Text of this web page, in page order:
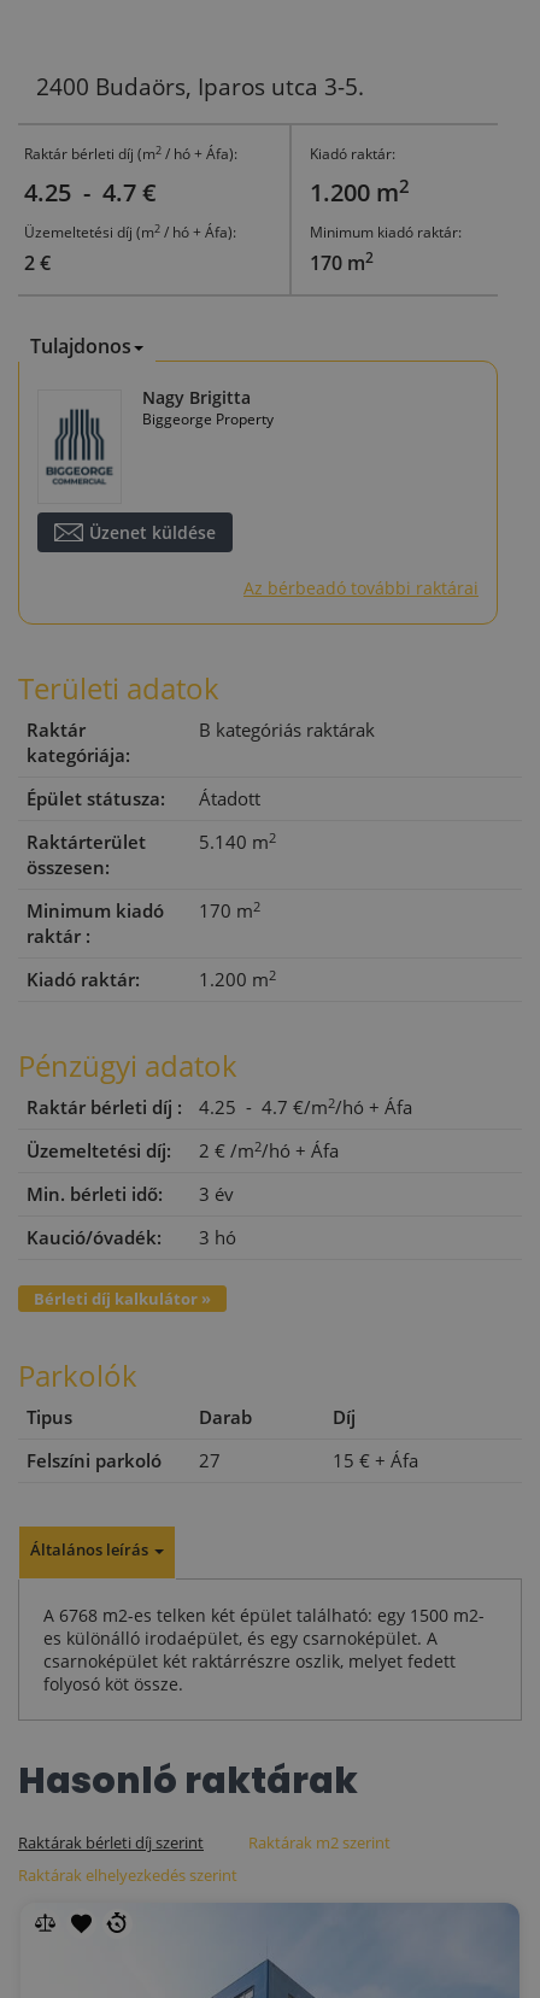
2400 Budaörs, Iparos utca 3-5.
Raktár bérleti díj (m2 / hó + Áfa):
4.25 - 4.7 €
Üzemeltetési díj (m2 / hó + Áfa):
2 €
Kiadó raktár:
1.200 m2
Minimum kiadó raktár:
170 m2
Tulajdonos
Nagy Brigitta
Biggeorge Property
Üzenet küldése
Az bérbeadó további raktárai
Területi adatok
Raktár
kategóriája:
B kategóriás raktárak
Épület státusza:
Átadott
Raktárterület
összesen:
5.140 m2
Minimum kiadó
raktár :
170 m2
Kiadó raktár: 1.200 m2
Pénzügyi adatok
Raktár bérleti díj : 4.25 - 4.7 €/m2/hó + Áfa
Üzemeltetési díj:
2 € /m2/hó + Áfa
Min. bérleti idő:
3 év
Kaució/óvadék:
3 hó
Bérleti díj kalkulátor »
Parkolók
Tipus Darab
Díj
Felszíni parkoló
27 15 € + Áfa
Általános leírás
A 6768 m2-es telken két épület található: egy 1500 m2-
es különálló irodaépület, és egy csarnoképület. A
csarnoképület két raktárrészre oszlik, melyet fedett
folyosó köt össze.
Hasonló raktárak
Raktárak bérleti díj szerint
Raktárak m2 szerint
Raktárak elhelyezkedés szerint